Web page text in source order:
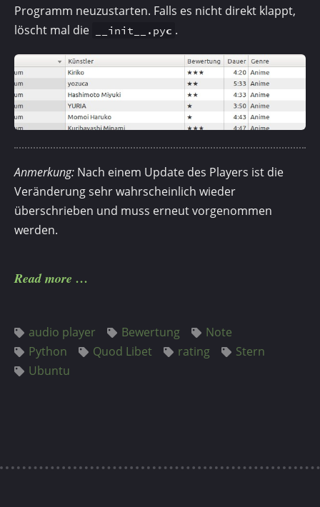
Programm neuzustarten. Falls es nicht direkt klappt,
löscht mal die
__init__.pyc .
Anmerkung: Nach einem Update des Players ist die
Veränderung sehr wahrscheinlich wieder
überschrieben und muss erneut vorgenommen
werden.
Read more
audio player Bewertung
Note
Python
Quod Libet rating
Stern
Ubuntu